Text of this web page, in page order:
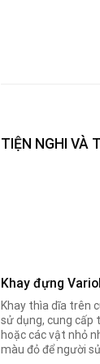
TIỆN NGHI VÀ
Khay đựng
Khay thìa dĩa trên
sử dụng, cung cấp
hoặc các vật nhỏ
màu đỏ để người